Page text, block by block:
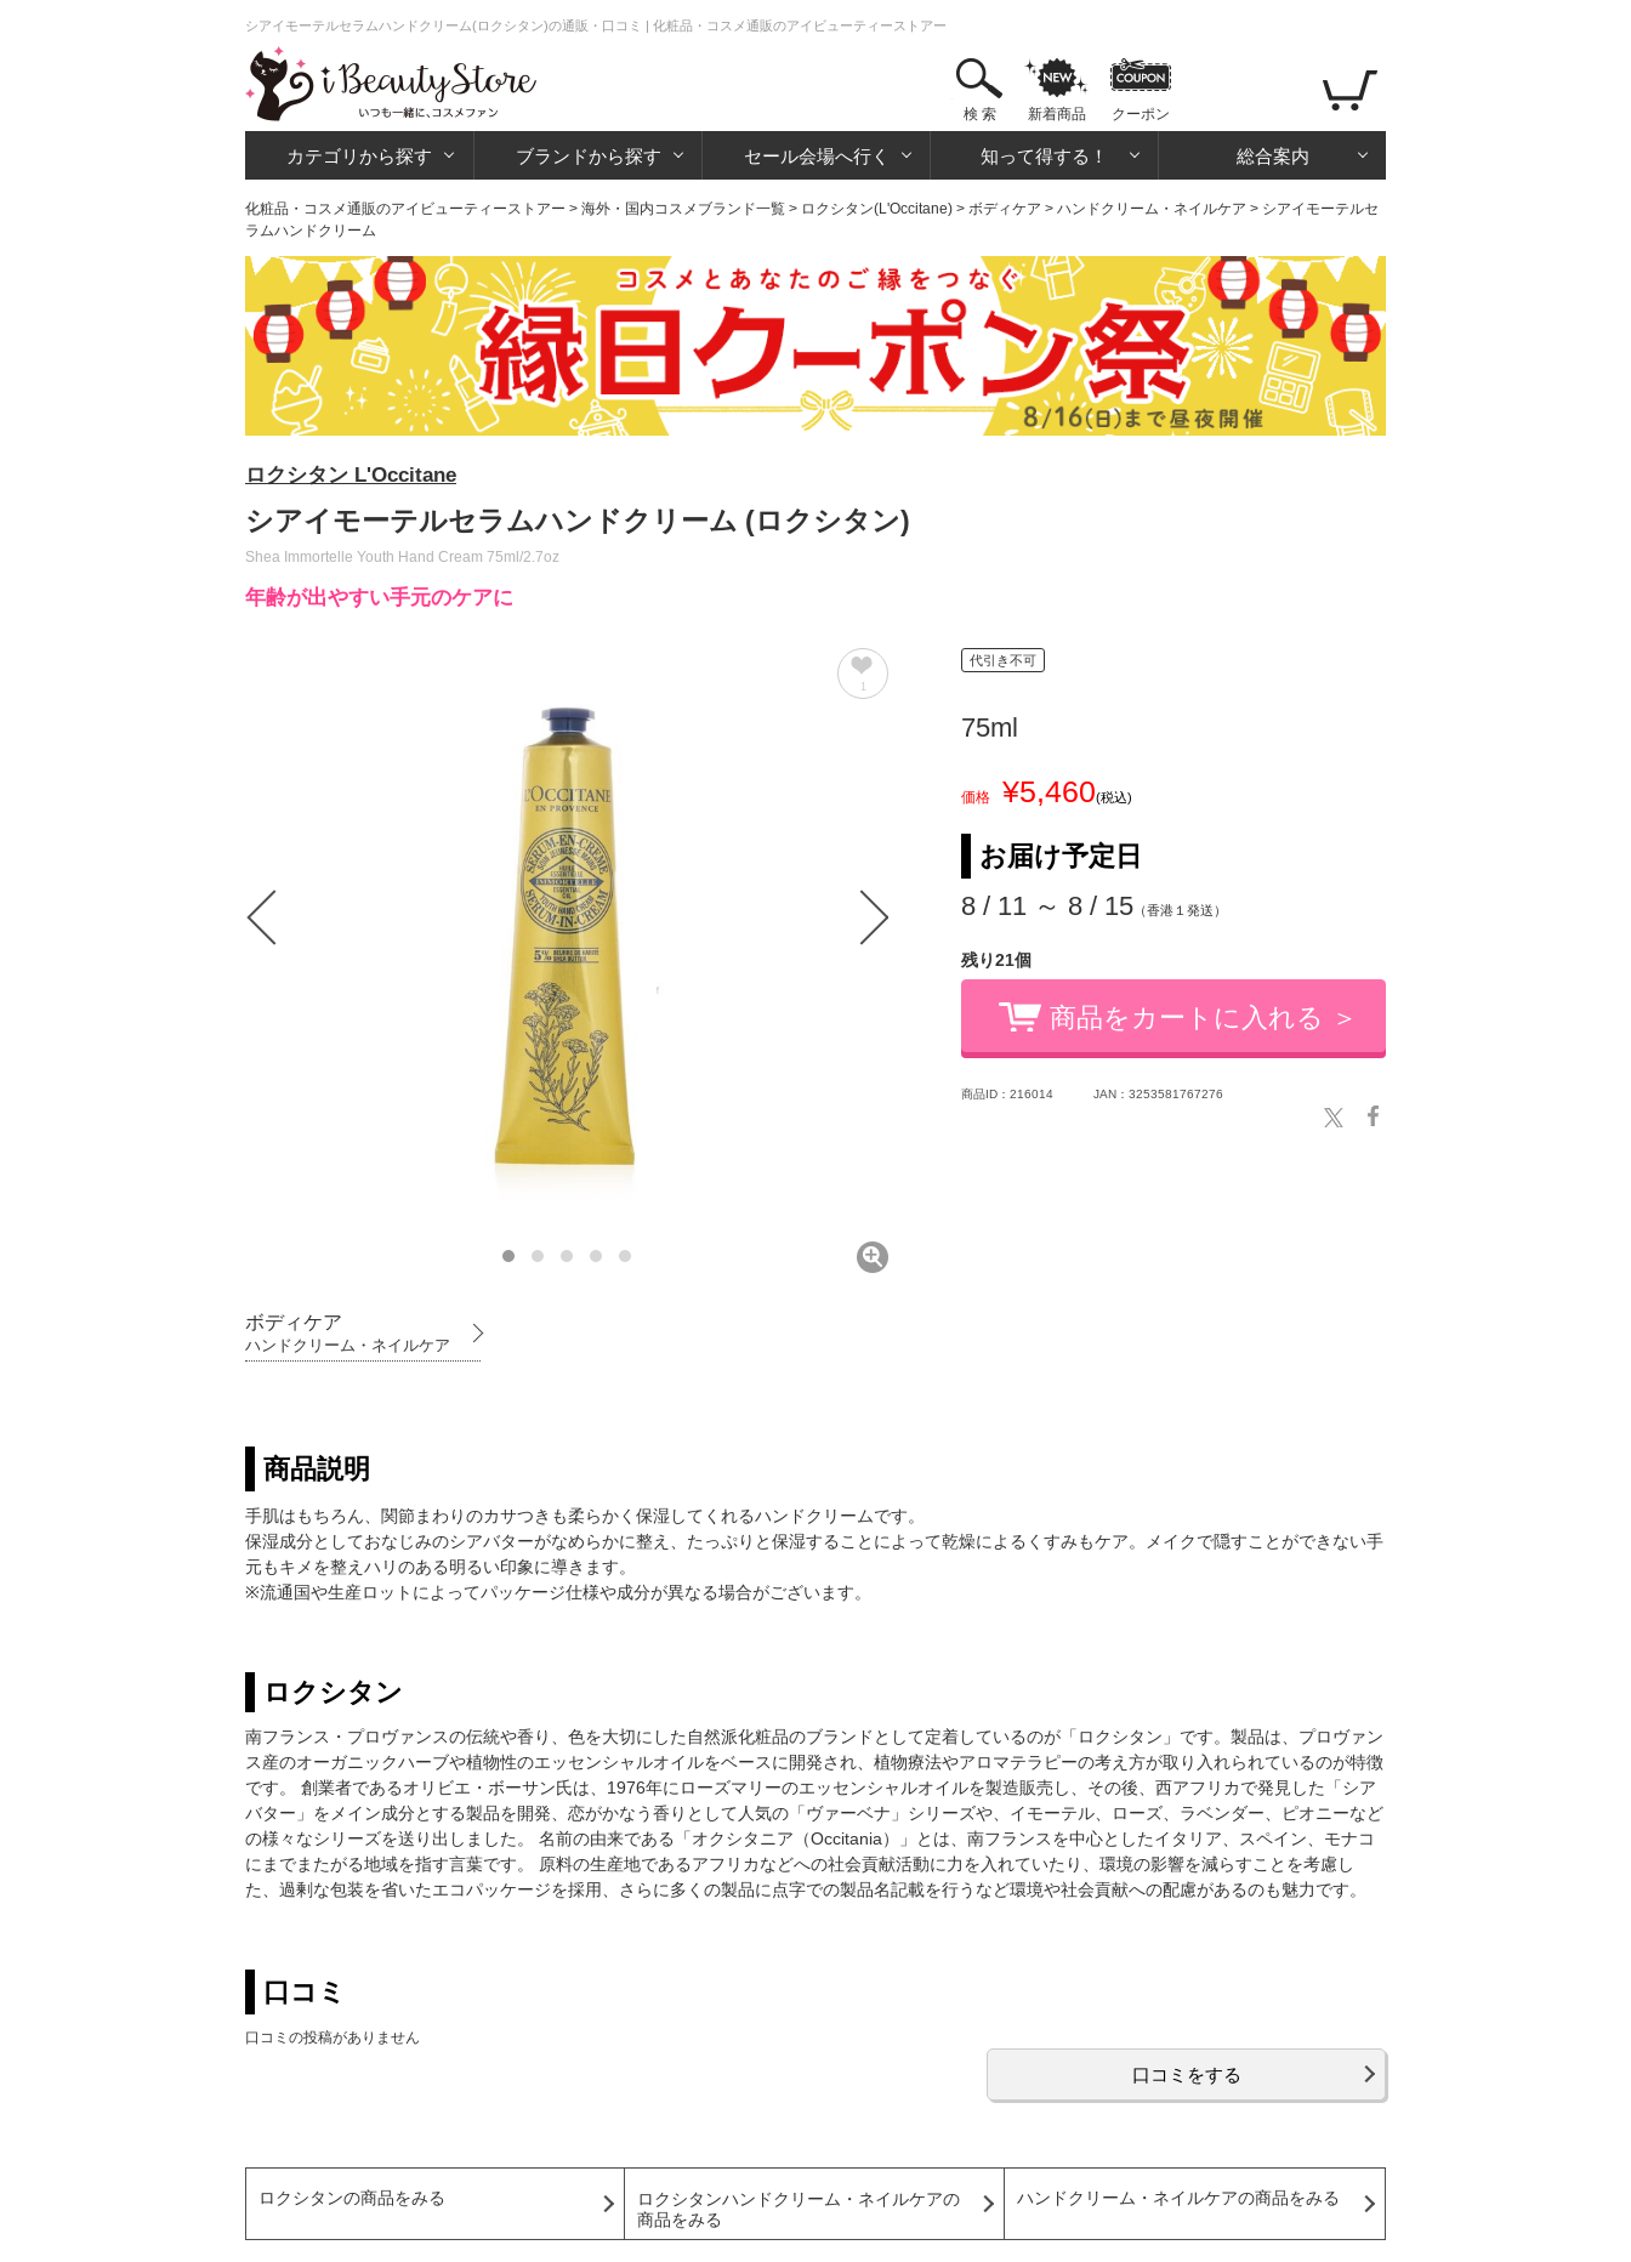
シアイモーテルセラムハンドクリーム(ロクシタン)の通販・口コミ | 化粧品・コスメ通販のアイビューティーストアー
検 索 新着商品 クーポン
カテゴリから探す ブランドから探す セール会場へ行く 知って得する！ 総合案内
化粧品・コスメ通販のアイビューティーストアー > 海外・国内コスメブランド一覧 > ロクシタン(L'Occitane) > ボディケア > ハンドクリーム・ネイルケア > シアイモーテルセ
ラムハンドクリーム
ロクシタン L'Occitane
シアイモーテルセラムハンドクリーム (ロクシタン)
Shea Immortelle Youth Hand Cream 75ml/2.7oz
年齢が出やすい手元のケアに
ボディケア
ハンドクリーム・ネイルケア
代引き不可
75ml
価格 ¥5,460(税込)
お届け予定日
8 / 11 ～ 8 / 15 （香港１発送）
残り21個
商品をカートに入れる ＞
商品ID：216014 JAN：3253581767276
商品説明
手肌はもちろん、関節まわりのカサつきも柔らかく保湿してくれるハンドクリームです。
保湿成分としておなじみのシアバターがなめらかに整え、たっぷりと保湿することによって乾燥によるくすみもケア。メイクで隠すことができない手
元もキメを整えハリのある明るい印象に導きます。
※流通国や生産ロットによってパッケージ仕様や成分が異なる場合がございます。
ロクシタン
南フランス・プロヴァンスの伝統や香り、色を大切にした自然派化粧品のブランドとして定着しているのが「ロクシタン」です。製品は、プロヴァン
ス産のオーガニックハーブや植物性のエッセンシャルオイルをベースに開発され、植物療法やアロマテラピーの考え方が取り入れられているのが特徴
です。 創業者であるオリビエ・ボーサン氏は、1976年にローズマリーのエッセンシャルオイルを製造販売し、その後、西アフリカで発見した「シア
バター」をメイン成分とする製品を開発、恋がかなう香りとして人気の「ヴァーベナ」シリーズや、イモーテル、ローズ、ラベンダー、ピオニーなど
の様々なシリーズを送り出しました。 名前の由来である「オクシタニア（Occitania）」とは、南フランスを中心としたイタリア、スペイン、モナコ
にまでまたがる地域を指す言葉です。 原料の生産地であるアフリカなどへの社会貢献活動に力を入れていたり、環境の影響を減らすことを考慮し
た、過剰な包装を省いたエコパッケージを採用、さらに多くの製品に点字での製品名記載を行うなど環境や社会貢献への配慮があるのも魅力です。
口コミ
口コミの投稿がありません
口コミをする
ロクシタンの商品をみる
ロクシタンハンドクリーム・ネイルケアの
商品をみる
ハンドクリーム・ネイルケアの商品をみる